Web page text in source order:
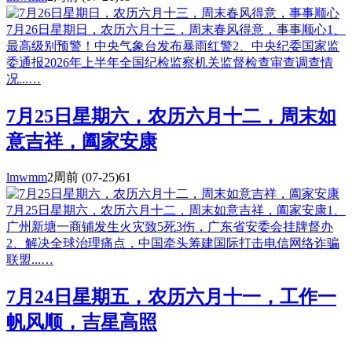
7月26日星期日，农历六月十三，周末春风得意，事事顺心1、
最高级别预警！中央气象台发布暴雨红警2、中央纪委国家监
委通报2026年上半年全国纪检监察机关监督检查审查调查情
况...…
7月25日星期六，农历六月十二，周末如
意吉祥，阖家安康
lmwmm2周前 (07-25)61
7月25日星期六，农历六月十二，周末如意吉祥，阖家安康1、
广州新塘一商铺发生火灾致5死3伤，广东省安委会挂牌督办
2、解决全球治理痛点，中国牵头筹建国际打击电信网络诈骗
联盟...…
7月24日星期五，农历六月十一，工作一
帆风顺，吉星高照